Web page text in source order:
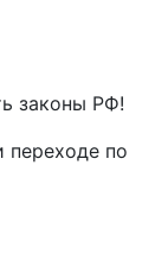
законы РФ!
переходе по